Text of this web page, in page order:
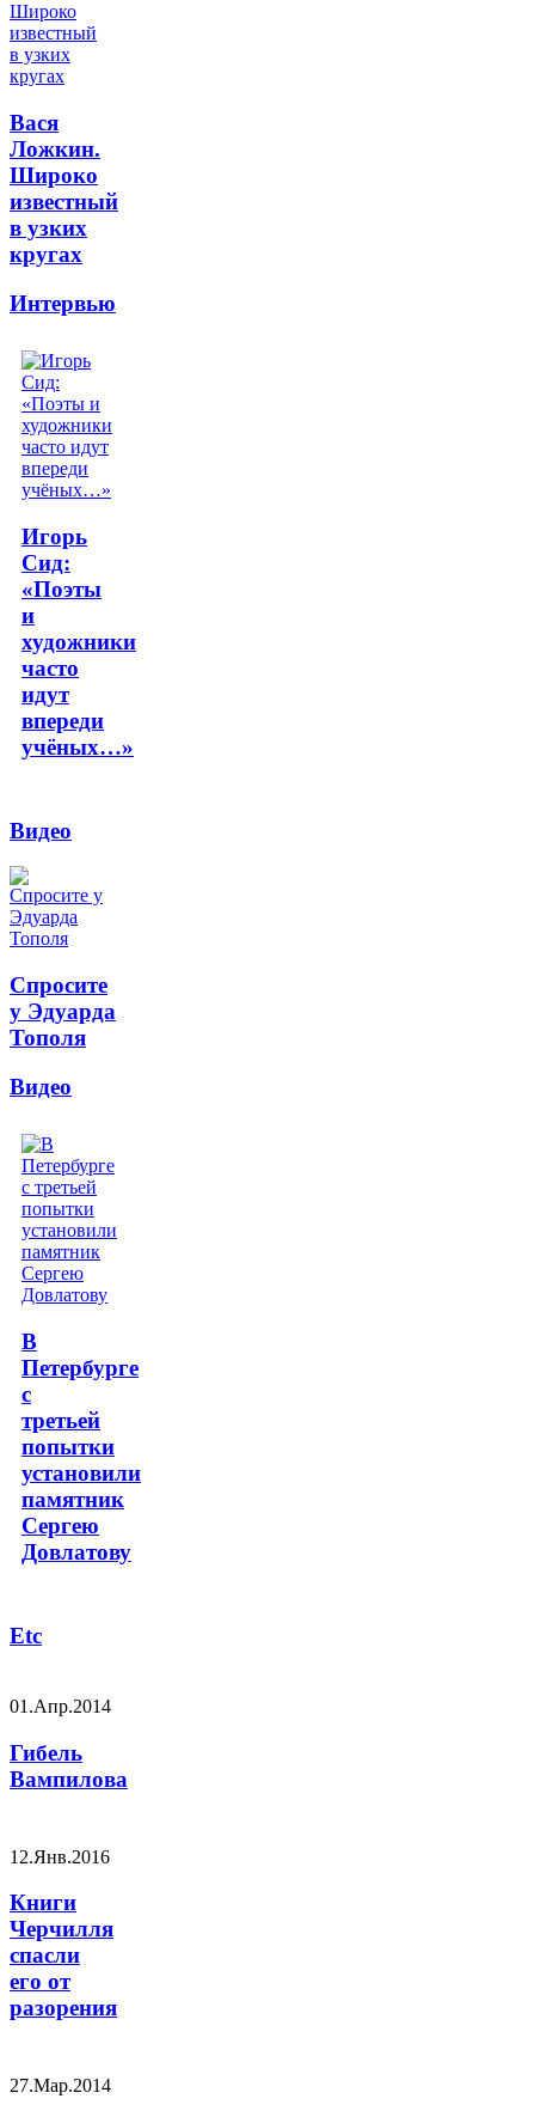
Вася
Ложкин.
Широко
известный
в узких
кругах
Интервью
Игорь
Сид:
«Поэты
и
художники
часто
идут
впереди
учёных…»
Видео
Спросите
у Эдуарда
Тополя
Видео
В
Петербурге
с
третьей
попытки
установили
памятник
Сергею
Довлатову
Etc
01.Апр.2014
Гибель
Вампилова
12.Янв.2016
Книги
Черчилля
спасли
его от
разорения
27.Мар.2014